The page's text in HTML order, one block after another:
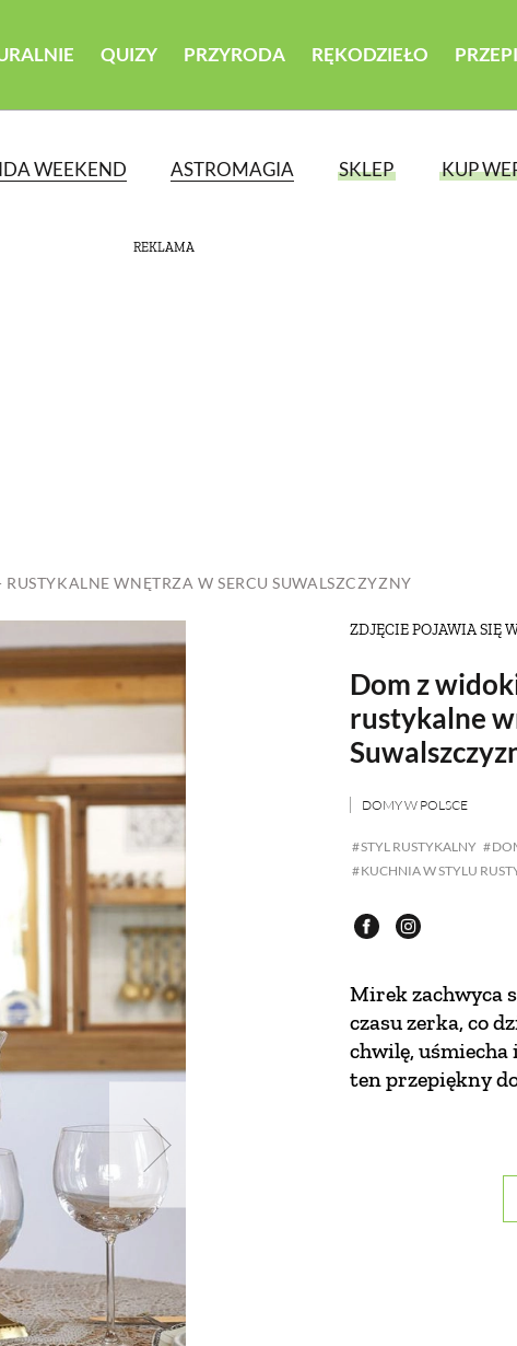
QUIZY PRZYRODA RĘKODZIEŁO
WEEKEND ASTROMAGIA SKLEP KUP
REKLAMA
WNĘTRZA W SERCU SUWALSZCZYZNY
ZDJĘCIE POJAWIA SIĘ
Dom z
rustykalne
DOMY W POLSCE
STYL RUSTYKALNY
KUCHNIA W STYLU
Mirek zachwyca
czasu zerka, co
chwilę, uśmiecha
ten przepiękny
ROŚLINY OGRODOWE PORADY
NATURALNIE
ŻYCIE PRZYRODA ZWIERZĘTA DOMOWE
GRZYBY KRAJOBRAZ RĘKODZIEŁO
PRZEPISY
I DESERY PRZETWORY